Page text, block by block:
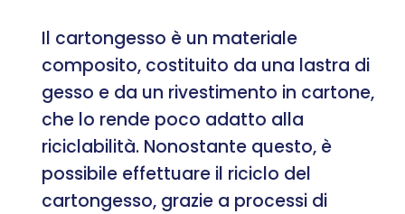
Il cartongesso è un materiale
composito, costituito da una lastra di
gesso e da un rivestimento in cartone,
che lo rende poco adatto alla
riciclabilità. Nonostante questo, è
possibile effettuare il riciclo del
cartongesso, grazie a processi di